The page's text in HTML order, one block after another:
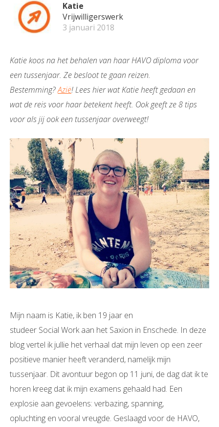
Katie
Vrijwilligerswerk
3 januari 2018
Katie koos na het behalen van haar HAVO diploma voor
een tussenjaar. Ze besloot te gaan reizen.
Bestemming?Azië! Lees hier wat Katie heeft gedaan en
wat de reis voor haar betekent heeft. Ook geeft ze 8 tips
voor als jij ook een tussenjaar overweegt!
Mijn naam is Katie, ik ben 19 jaar en
studeer Social Work aan het Saxion in Enschede. In deze
blog vertel ik jullie het verhaal dat mijn leven op een zeer
positieve manier heeft veranderd, namelijk mijn
tussenjaar. Dit avontuur begon op 11 juni, de dag dat ik te
horen kreeg dat ik mijn examens gehaald had. Een
explosie aan gevoelens: verbazing, spanning,
opluchting en vooral vreugde. Geslaagd voor de HAVO,